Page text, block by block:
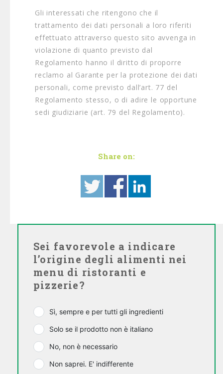
Gli interessati che ritengono che il
trattamento dei dati personali a loro riferiti
effettuato attraverso questo sito avvenga in
violazione di quanto previsto dal
Regolamento hanno il diritto di proporre
reclamo al Garante per la protezione dei dati
personali, come previsto dall’art. 77 del
Regolamento stesso, o di adire le opportune
sedi giudiziarie (art. 79 del Regolamento).
Share on:
Sei favorevole a indicare
l’origine degli alimenti nei
menu di ristoranti e
pizzerie?
Sì, sempre e per tutti gli ingredienti
Solo se il prodotto non è italiano
No, non è necessario
Non saprei. E' indifferente